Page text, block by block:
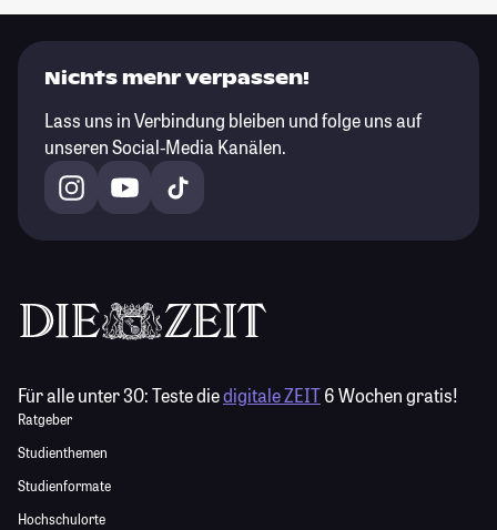
Nichts mehr verpassen!
Lass uns in Verbindung bleiben und folge uns auf
unseren Social-Media Kanälen.
Für alle unter 30:Teste diedigitale ZEIT6 Wochen gratis!
Ratgeber
Studienthemen
Studienformate
Hochschulorte